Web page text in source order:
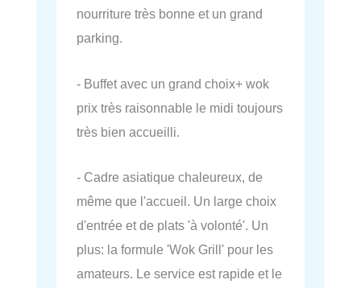
nourriture très bonne et un grand
parking.
- Buffet avec un grand choix+ wok
prix très raisonnable le midi toujours
très bien accueilli.
- Cadre asiatique chaleureux, de
même que l'accueil. Un large choix
d'entrée et de plats 'à volonté'. Un
plus: la formule 'Wok Grill' pour les
amateurs. Le service est rapide et le